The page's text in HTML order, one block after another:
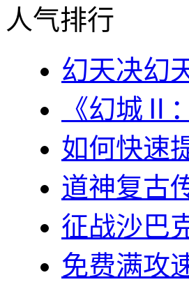
人气排行
幻天决幻
《幻城Ⅱ
如何快速
道神复古
征战沙巴
免费满攻